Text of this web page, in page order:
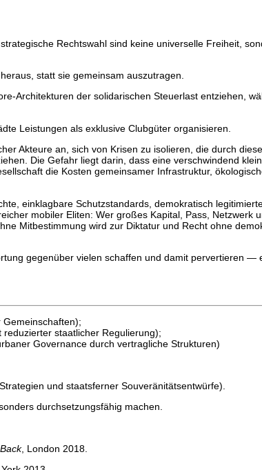
Rechtswahl sind keine universelle Freiheit,
statt sie gemeinsam auszutragen.
Architekturen der solidarischen Steuerlast entziehen,
Leistungen als exklusive Clubgüter organisieren.
Akteure an, sich von Krisen zu isolieren, die durch
Die Gefahr liegt darin, dass eine verschwindend
die Kosten gemeinsamer Infrastruktur,
einklagbare Schutzstandards, demokratisch
mobiler Eliten: Wer großes Kapital, Pass, Netzwerk
Mitbestimmung wird zur Diktatur und Recht ohne
gegenüber vielen schaffen und damit pervertieren —
reduzierter staatlicher Regulierung);
Governance durch vertragliche Strukturen)
und staatsferner Souveränitätsentwürfe).
durchsetzungsfähig machen.
, London 2018.